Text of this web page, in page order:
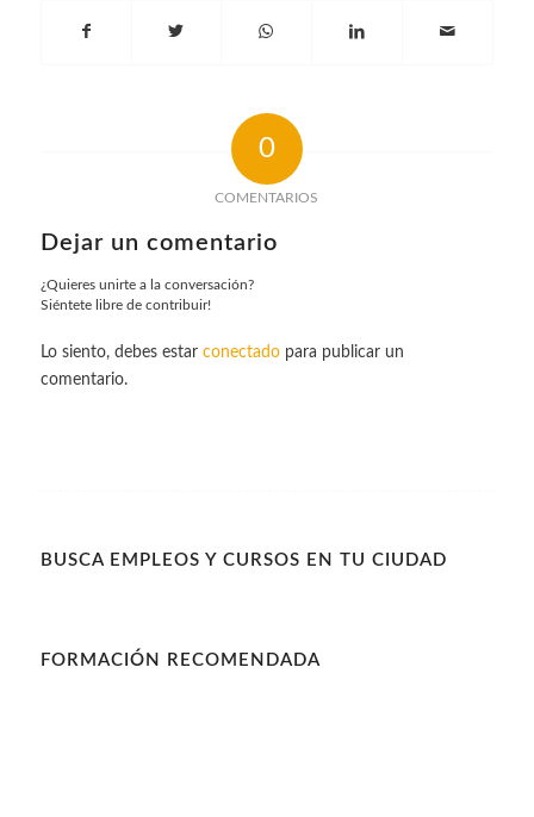
0
COMENTARIOS
Dejar un comentario
¿Quieres unirte a la conversación?
Siéntete libre de contribuir!
Lo siento, debes estar conectadopara publicar un
comentario.
BUSCA EMPLEOS Y CURSOS EN TU CIUDAD
FORMACIÓN RECOMENDADA